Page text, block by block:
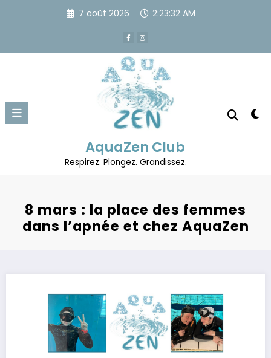
7 août 2026 2:23:33 AM
AquaZen Club
Respirez. Plongez. Grandissez.
8 mars : la place des femmes
dans l’apnée et chez AquaZen